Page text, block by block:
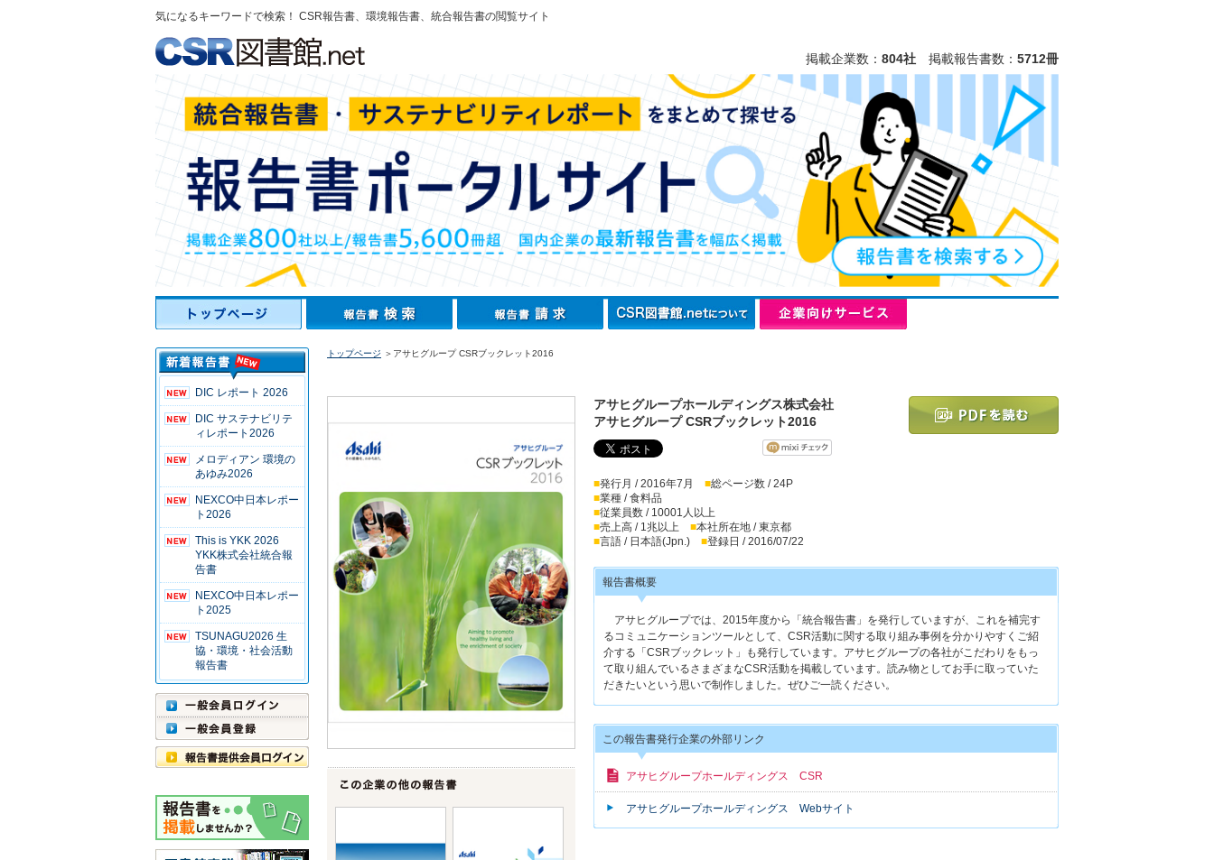
気になるキーワードで検索！ CSR報告書、環境報告書、統合報告書の閲覧サイト
掲載企業数： 804社 掲載報告書数： 5712冊
DIC レポート 2026
DIC サステナビリテ
ィレポート2026
メロディアン 環境の
あゆみ2026
NEXCO中日本レポー
ト2026
This is YKK 2026
YKK株式会社統合報
告書
NEXCO中日本レポー
ト2025
TSUNAGU2026 生
協・環境・社会活動
報告書
トップページ ＞アサヒグループ CSRブックレット2016
アサヒグループホールディングス株式会社
アサヒグループ CSRブックレット2016
■発行月 / 2016年7月 ■総ページ数 / 24P
■業種 / 食料品
■従業員数 / 10001人以上
■売上高 / 1兆以上 ■本社所在地 / 東京都
■言語 / 日本語(Jpn.) ■登録日 / 2016/07/22
報告書概要
アサヒグループでは、2015年度から「統合報告書」を発行していますが、これを補完す
るコミュニケーションツールとして、CSR活動に関する取り組み事例を分かりやすくご紹
介する「CSRブックレット」も発行しています。アサヒグループの各社がこだわりをもっ
て取り組んでいるさまざまなCSR活動を掲載しています。読み物としてお手に取っていた
だきたいという思いで制作しました。ぜひご一読ください。
この報告書発行企業の外部リンク
アサヒグループホールディングス CSR
アサヒグループホールディングス Webサイト